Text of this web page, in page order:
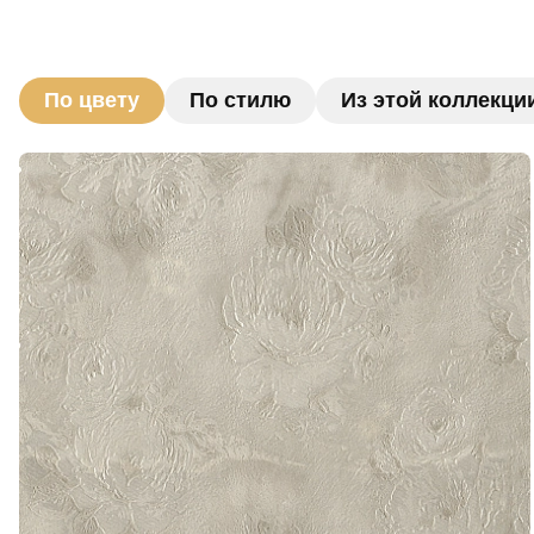
По цвету По стилю Из этой